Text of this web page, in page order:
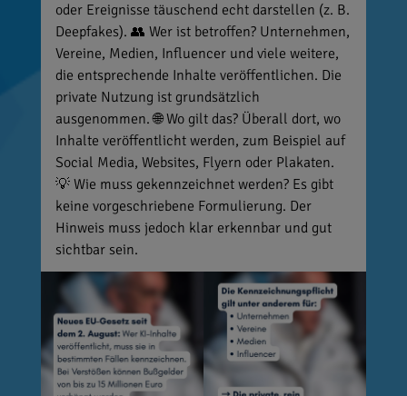
oder Ereignisse täuschend echt darstellen (z. B.
Deepfakes). 👥 Wer ist betroffen? Unternehmen,
Vereine, Medien, Influencer und viele weitere,
die entsprechende Inhalte veröffentlichen. Die
private Nutzung ist grundsätzlich
ausgenommen. 🌐 Wo gilt das? Überall dort, wo
Inhalte veröffentlicht werden, zum Beispiel auf
Social Media, Websites, Flyern oder Plakaten.
💡 Wie muss gekennzeichnet werden? Es gibt
keine vorgeschriebene Formulierung. Der
Hinweis muss jedoch klar erkennbar und gut
sichtbar sein.